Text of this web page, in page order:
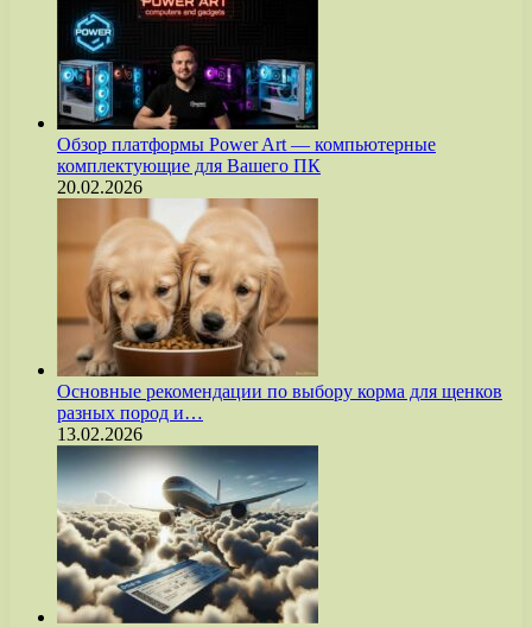
Обзор платформы Power Art — компьютерные
комплектующие для Вашего ПК
20.02.2026
Основные рекомендации по выбору корма для щенков
разных пород и…
13.02.2026